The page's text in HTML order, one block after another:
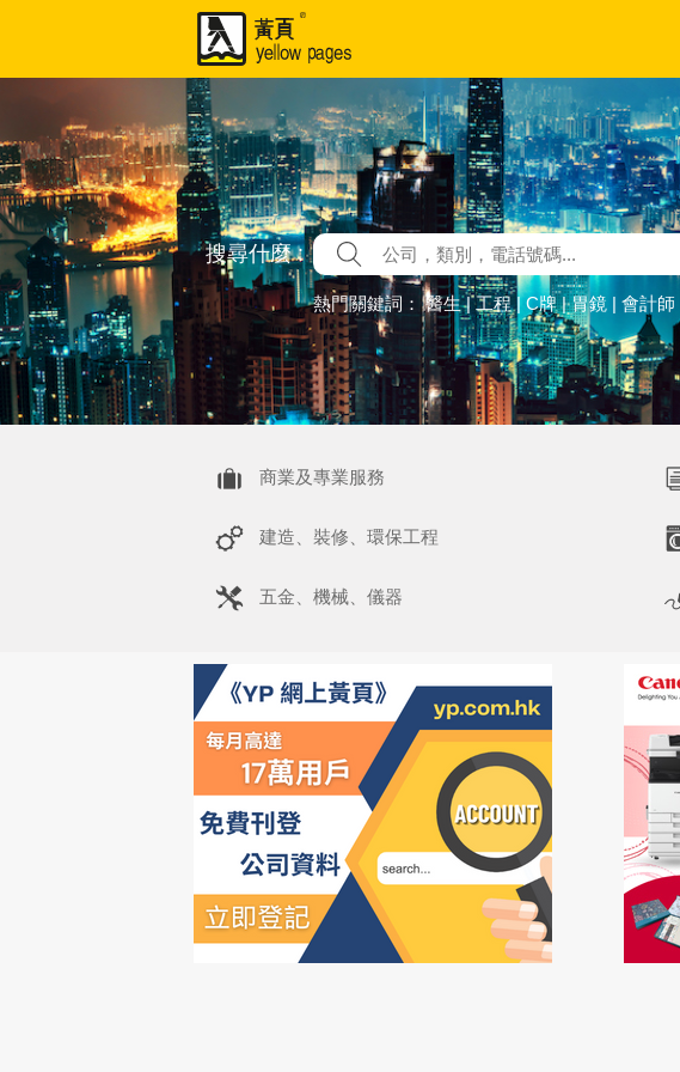
搜尋什麼 :
熱門關鍵詞：醫生|工程|C牌|胃鏡 | 會計師
商業及專業服務
建造、裝修、環保工程
五金、機械、儀器